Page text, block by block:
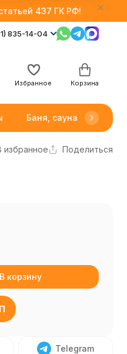
437 ГК РФ!
835-14-04
Избранное Корзина
Баня, сауна
избранное Поделиться
В корзину
Telegram